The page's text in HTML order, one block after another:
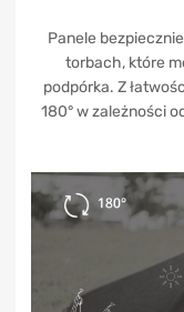
Panele
torbach, które
podpórka. Z
180° w zależności